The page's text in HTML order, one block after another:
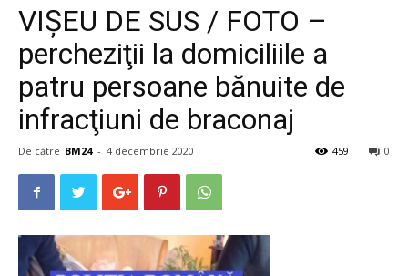
VIŞEU DE SUS / FOTO –
percheziţii la domiciliile a
patru persoane bănuite de
infracţiuni de braconaj
De către BM24 - 4 decembrie 2020 0
459